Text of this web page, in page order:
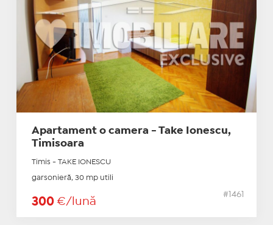
Apartament o camera - Take Ionescu,
Timisoara
Timis - TAKE IONESCU
garsonieră, 30 mp utili
300 €/lună
#1461